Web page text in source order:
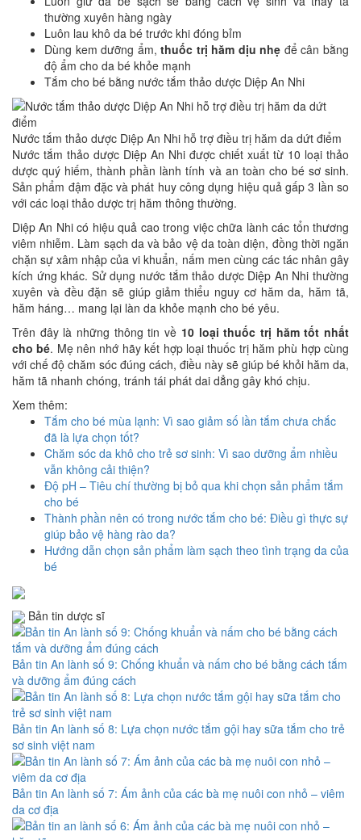
thường xuyên hàng ngày
Luôn lau khô da bé trước khi đóng bỉm
Dùng kem dưỡng ẩm,thuốc trị hăm dịu nhẹ để cân bằng
độ ẩm cho da bé khỏe mạnh
Tắm cho bé bằng nước tắm thảo dược Diệp An Nhi
Nước tắm thảo dược Diệp An Nhi hỗ trợ điều trị hăm da dứt điểm
Nước tắm thảo dược Diệp An Nhi được chiết xuất từ 10 loại thảo
dược quý hiếm, thành phần lành tính và an toàn cho bé sơ sinh.
Sản phẩm đậm đặc và phát huy công dụng hiệu quả gấp 3 lần so
với các loại thảo dược trị hăm thông thường.
Diệp An Nhi có hiệu quả cao trong việc chữa lành các tổn thương
viêm nhiễm. Làm sạch da và bảo vệ da toàn diện, đồng thời ngăn
chặn sự xâm nhập của vi khuẩn, nấm men cùng các tác nhân gây
kích ứng khác. Sử dụng nước tắm thảo dược Diệp An Nhi thường
xuyên và đều đặn sẽ giúp giảm thiểu nguy cơ hăm da, hăm tã,
hăm háng… mang lại làn da khỏe mạnh cho bé yêu.
Trên đây là những thông tin về 10 loại thuốc trị hăm tốt nhất
cho bé. Mẹ nên nhớ hãy kết hợp loại thuốc trị hăm phù hợp cùng
với chế độ chăm sóc đúng cách, điều này sẽ giúp bé khỏi hăm da,
hăm tã nhanh chóng, tránh tái phát dai dẳng gây khó chịu.
Xem thêm:
Tắm cho bé mùa lạnh: Vì sao giảm số lần tắm chưa chắc
đã là lựa chọn tốt?
Chăm sóc da khô cho trẻ sơ sinh: Vì sao dưỡng ẩm nhiều
vẫn không cải thiện?
Độ pH – Tiêu chí thường bị bỏ qua khi chọn sản phẩm tắm
cho bé
Thành phần nên có trong nước tắm cho bé: Điều gì thực sự
giúp bảo vệ hàng rào da?
Hướng dẫn chọn sản phẩm làm sạch theo tình trạng da của
bé
Bản tin dược sĩ
Bản tin An lành số 9: Chống khuẩn và nấm cho bé bằng cách tắm
và dưỡng ẩm đúng cách
Bản tin An lành số 8: Lựa chọn nước tắm gội hay sữa tắm cho trẻ
sơ sinh việt nam
Bản tin An lành số 7: Ám ảnh của các bà mẹ nuôi con nhỏ – viêm
da cơ địa